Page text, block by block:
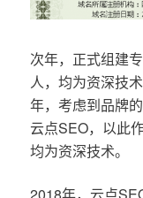
次年，正式组建
人，均为资深技
年，考虑到品牌
云点SEO，以此
均为资深技术。
2018年，云点